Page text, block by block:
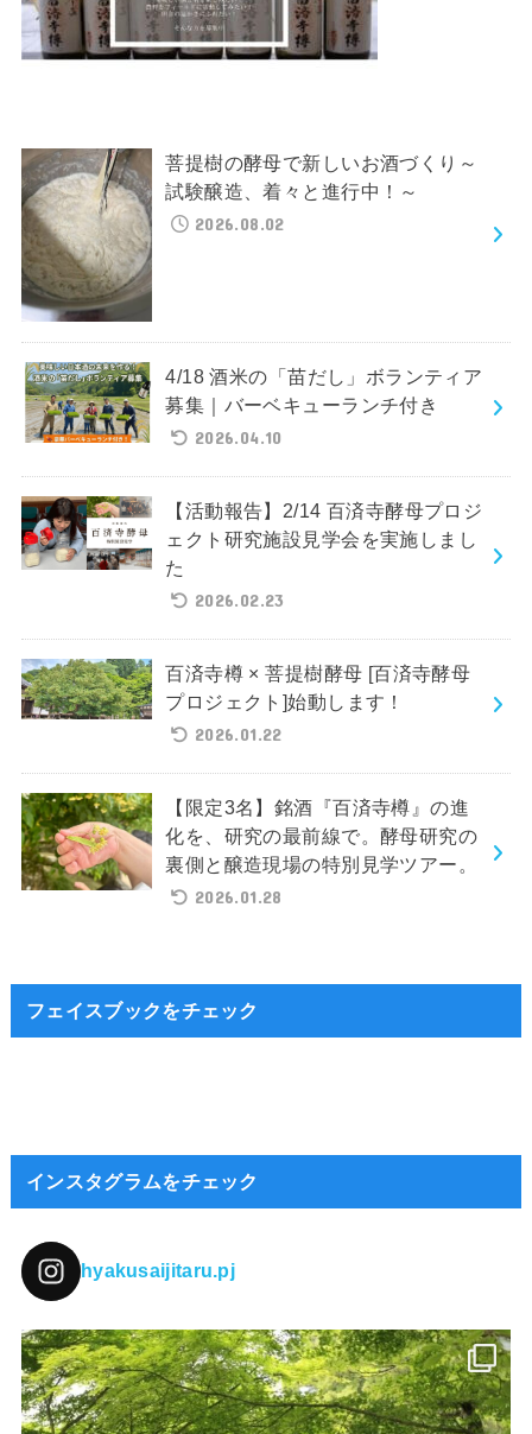
菩提樹の酵母で新しいお酒づくり～
試験醸造、着々と進行中！～
2026.08.02
4/18 酒米の「苗だし」ボランティア
募集｜バーベキューランチ付き
2026.04.10
【活動報告】2/14 百済寺酵母プロジ
ェクト研究施設見学会を実施しまし
た
2026.02.23
百済寺樽 × 菩提樹酵母 [百済寺酵母
プロジェクト]始動します！
2026.01.22
【限定3名】銘酒『百済寺樽』の進
化を、研究の最前線で。酵母研究の
裏側と醸造現場の特別見学ツアー。
2026.01.28
フェイスブックをチェック
インスタグラムをチェック
hyakusaijitaru.pj